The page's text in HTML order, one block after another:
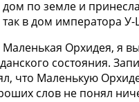
по земле и
в дом императора У-
Маленькая Орхидея,
состояния.
что Маленькую
слов не понял